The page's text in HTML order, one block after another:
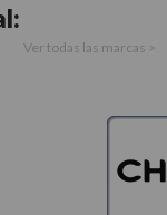
Ver todas las marcas >